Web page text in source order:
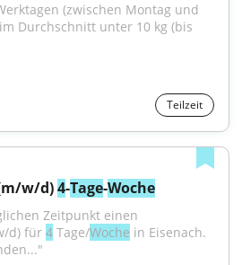
(zwischen Montag und
Durchschnitt unter 10 kg (bis
Teilzeit
w/d) 4-Tage-Woche
Zeitpunkt einen
d) für 4 Tage/Woche in Eisenach.